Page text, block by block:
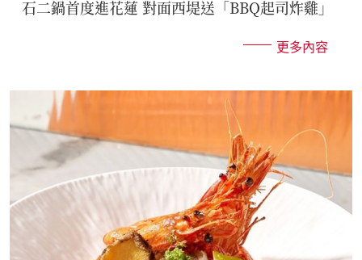
石二鍋首度進花蓮 對面西堤送「BBQ起司炸雞」
更多內容